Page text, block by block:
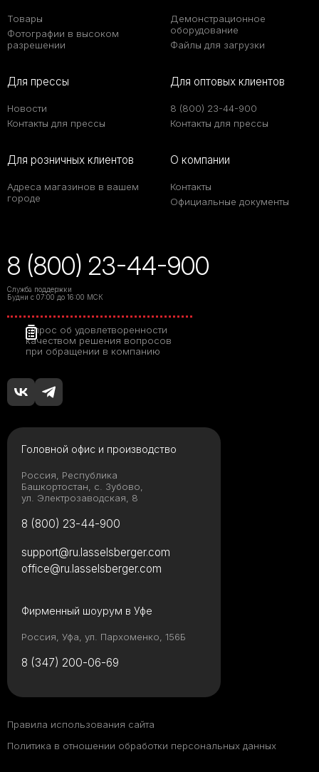
Товары
Фотографии в высоком
разрешении
Демонстрационное
оборудование
Файлы для загрузки
Для прессы
Новости
Контакты для прессы
Для оптовых клиентов
8 (800) 23-44-900
Контакты для прессы
Для розничных клиентов
Адреса магазинов в вашем
городе
О компании
Контакты
Официальные документы
8 (800) 23-44-900
Служба поддержки
Будни с 07:00 до 16:00 МСК
Опрос об удовлетворенности
качеством решения вопросов
при обращении в компанию
Головной офис и производство
Россия, Республика
Башкортостан, с. Зубово,
ул. Электрозаводская, 8
8 (800) 23-44-900
Фирменный шоурум в Уфе
Россия, Уфа, ул. Пархоменко, 156Б
8 (347) 200-06-69
support@ru.lasselsberger.com
office@ru.lasselsberger.com
Правила использования сайта
Политика в отношении обработки персональных данных